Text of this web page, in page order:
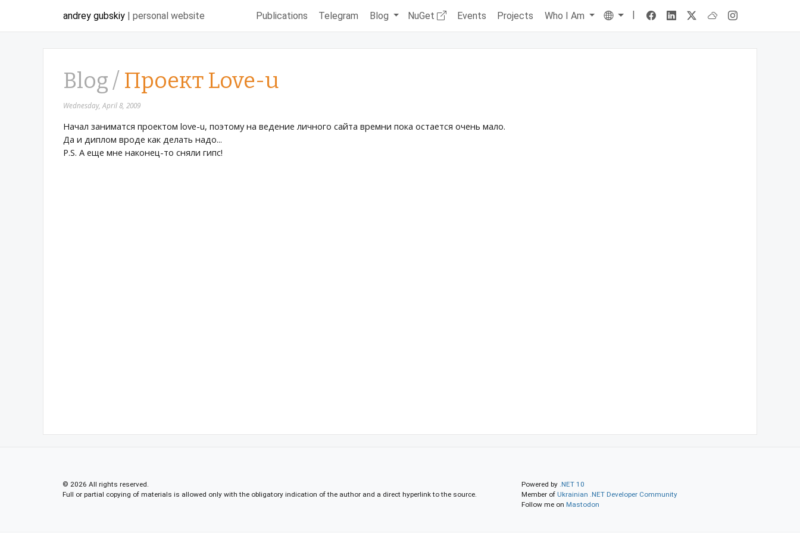
andrey gubskiy | personal website Publications Telegram Blog NuGet Events Projects Who I Am Language
|
Blog / Проект Love-u
Wednesday, April 8, 2009
Начал заниматся проектом love-u, поэтому на ведение личного сайта времни пока остается очень мало.
Да и диплом вроде как делать надо...
P.S. А еще мне наконец-то сняли гипс!
© 2026 All rights reserved.
Full or partial copying of materials is allowed only with the obligatory indication of the author and a direct hyperlink to the source.
Powered by .NET 10
Member of Ukrainian .NET Developer Community
Follow me on Mastodon